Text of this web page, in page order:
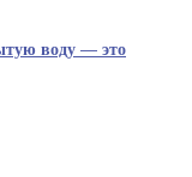
воду — это